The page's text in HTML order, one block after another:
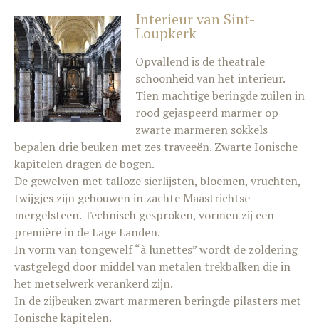
Interieur van Sint-
Loupkerk
Opvallend is de theatrale
schoonheid van het interieur.
Tien machtige beringde zuilen in
rood gejaspeerd marmer op
zwarte marmeren sokkels
bepalen drie beuken met zes traveeën. Zwarte Ionische
kapitelen dragen de bogen.
De gewelven met talloze sierlijsten, bloemen, vruchten,
twijgjes zijn gehouwen in zachte Maastrichtse
mergelsteen. Technisch gesproken, vormen zij een
première in de Lage Landen.
In vorm van tongewelf “à lunettes” wordt de zoldering
vastgelegd door middel van metalen trekbalken die in
het metselwerk verankerd zijn.
In de zijbeuken zwart marmeren beringde pilasters met
Ionische kapitelen.